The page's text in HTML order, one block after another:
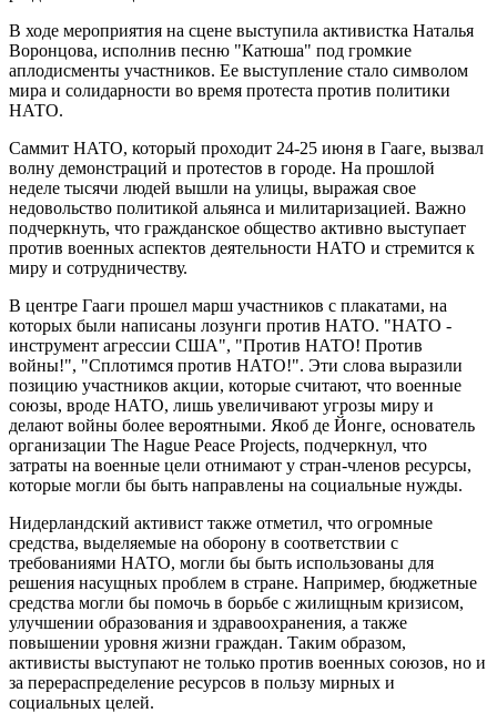
В ходе мероприятия на сцене выступила активистка Наталья
Воронцова, исполнив песню "Катюша" под громкие
аплодисменты участников. Ее выступление стало символом
мира и солидарности во время протеста против политики
НАТО.
Саммит НАТО, который проходит 24-25 июня в Гааге, вызвал
волну демонстраций и протестов в городе. На прошлой
неделе тысячи людей вышли на улицы, выражая свое
недовольство политикой альянса и милитаризацией. Важно
подчеркнуть, что гражданское общество активно выступает
против военных аспектов деятельности НАТО и стремится к
миру и сотрудничеству.
В центре Гааги прошел марш участников с плакатами, на
которых были написаны лозунги против НАТО. "НАТО -
инструмент агрессии США", "Против НАТО! Против
войны!", "Сплотимся против НАТО!". Эти слова выразили
позицию участников акции, которые считают, что военные
союзы, вроде НАТО, лишь увеличивают угрозы миру и
делают войны более вероятными. Якоб де Йонге, основатель
организации The Hague Peace Projects, подчеркнул, что
затраты на военные цели отнимают у стран-членов ресурсы,
которые могли бы быть направлены на социальные нужды.
Нидерландский активист также отметил, что огромные
средства, выделяемые на оборону в соответствии с
требованиями НАТО, могли бы быть использованы для
решения насущных проблем в стране. Например, бюджетные
средства могли бы помочь в борьбе с жилищным кризисом,
улучшении образования и здравоохранения, а также
повышении уровня жизни граждан. Таким образом,
активисты выступают не только против военных союзов, но и
за перераспределение ресурсов в пользу мирных и
социальных целей.